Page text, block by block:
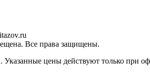
Все права защищены.
цены действуют только при